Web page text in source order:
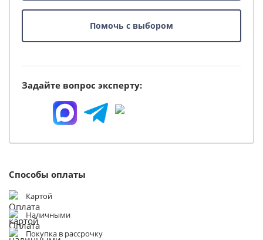
Помочь с выбором
Задайте вопрос эксперту:
Способы оплаты
Картой
Наличными
Покупка в рассрочку